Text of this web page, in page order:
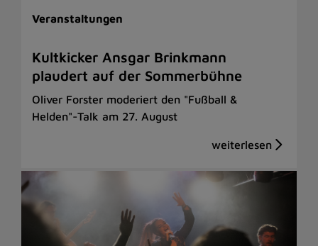
Veranstaltungen
Kultkicker Ansgar Brinkmann
plaudert auf der Sommerbühne
Oliver Forster moderiert den "Fußball &
Helden"-Talk am 27. August